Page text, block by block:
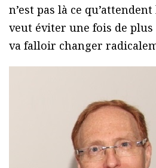
n’est pas là ce
veut éviter une fois de
va falloir changer